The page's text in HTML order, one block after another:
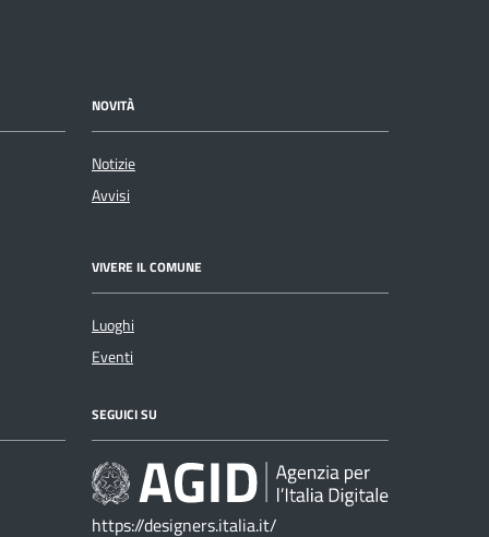
NOVITÀ
Notizie
Avvisi
VIVERE IL COMUNE
Luoghi
Eventi
SEGUICI SU
https://designers.italia.it/